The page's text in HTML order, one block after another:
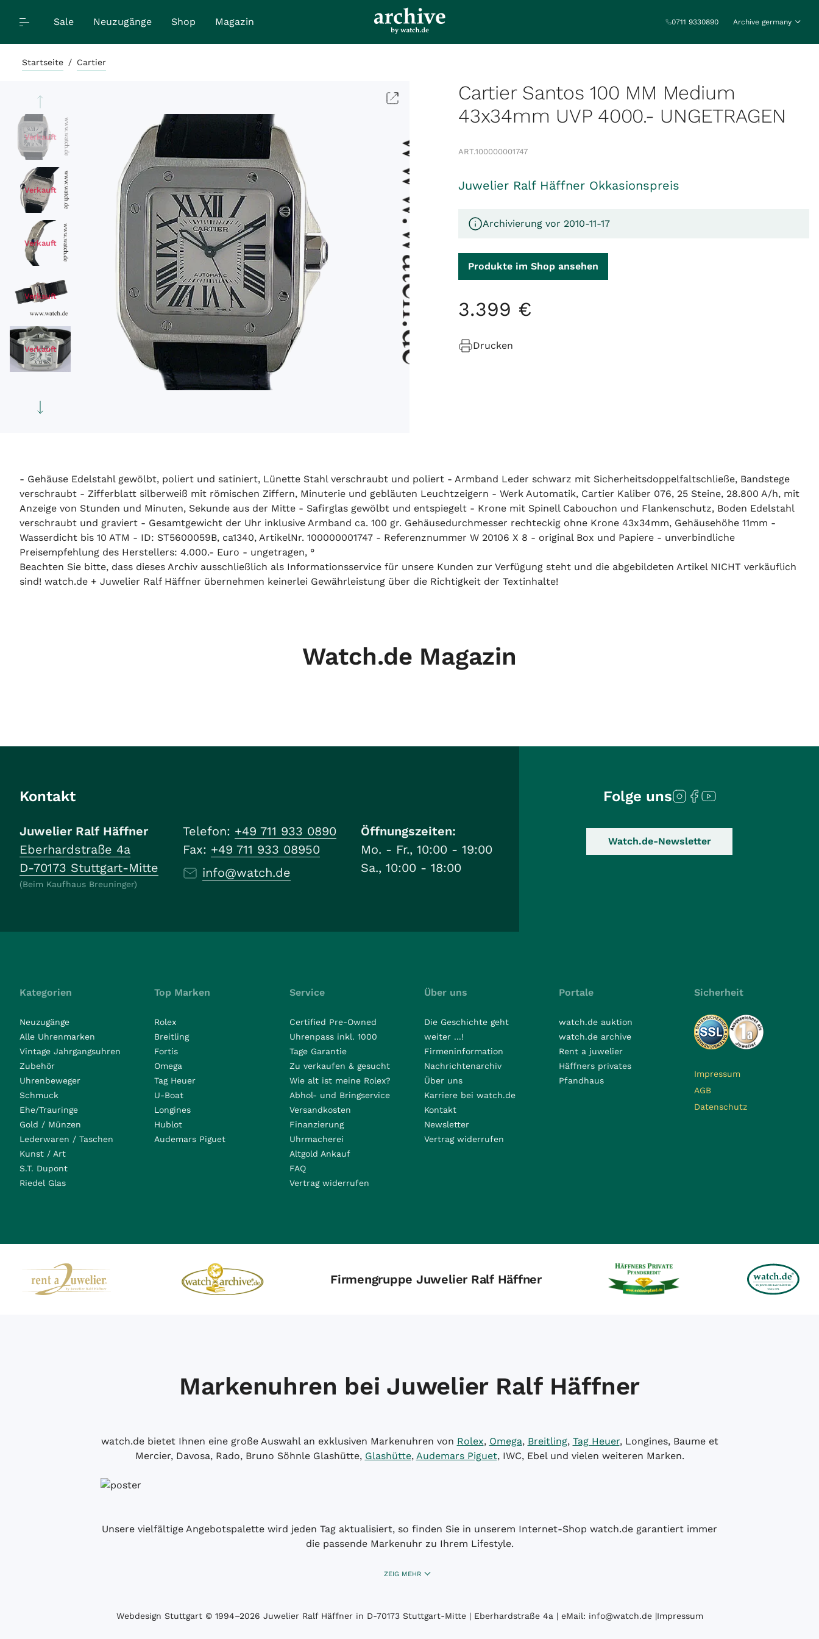
Sale Neuzugänge Shop Magazin 0711 9330890 Archive germany
Startseite / Cartier
Cartier Santos 100 MM Medium
43x34mm UVP 4000.- UNGETRAGEN
Verkauft
Verkauft
Verkauft
Verkauft
Verkauft
ART.100000001747
Juwelier Ralf Häffner Okkasionspreis
Archivierung vor 2010-11-17
Produkte im Shop ansehen
3.399 €
Drucken
- Gehäuse Edelstahl gewölbt, poliert und satiniert, Lünette Stahl verschraubt und poliert - Armband Leder schwarz mit Sicherheitsdoppelfaltschließe, Bandstege
verschraubt - Zifferblatt silberweiß mit römischen Ziffern, Minuterie und gebläuten Leuchtzeigern - Werk Automatik, Cartier Kaliber 076, 25 Steine, 28.800 A/h, mit
Anzeige von Stunden und Minuten, Sekunde aus der Mitte - Safirglas gewölbt und entspiegelt - Krone mit Spinell Cabouchon und Flankenschutz, Boden Edelstahl
verschraubt und graviert - Gesamtgewicht der Uhr inklusive Armband ca. 100 gr. Gehäusedurchmesser rechteckig ohne Krone 43x34mm, Gehäusehöhe 11mm -
Wasserdicht bis 10 ATM - ID: ST5600059B, ca1340, ArtikelNr. 100000001747 - Referenznummer W 20106 X 8 - original Box und Papiere - unverbindliche
Preisempfehlung des Herstellers: 4.000.- Euro - ungetragen, °
Beachten Sie bitte, dass dieses Archiv ausschließlich als Informationsservice für unsere Kunden zur Verfügung steht und die abgebildeten Artikel NICHT verkäuflich
sind! watch.de + Juwelier Ralf Häffner übernehmen keinerlei Gewährleistung über die Richtigkeit der Textinhalte!
Watch.de Magazin
Kontakt
Juwelier Ralf Häffner
Eberhardstraße 4a
D-70173 Stuttgart-Mitte
(Beim Kaufhaus Breuninger)
Telefon: +49 711 933 0890
Fax: +49 711 933 08950
info@watch.de
Öffnungszeiten:
Mo. - Fr., 10:00 - 19:00
Sa., 10:00 - 18:00
Folge uns
Watch.de-Newsletter
Kategorien
Neuzugänge
Alle Uhrenmarken
Vintage Jahrgangsuhren
Zubehör
Uhrenbeweger
Schmuck
Ehe/Trauringe
Gold / Münzen
Lederwaren / Taschen
Kunst / Art
S.T. Dupont
Riedel Glas
Top Marken
Rolex
Breitling
Fortis
Omega
Tag Heuer
U-Boat
Longines
Hublot
Audemars Piguet
Service
Certified Pre-Owned
Uhrenpass inkl. 1000
Tage Garantie
Zu verkaufen & gesucht
Wie alt ist meine Rolex?
Abhol- und Bringservice
Versandkosten
Finanzierung
Uhrmacherei
Altgold Ankauf
FAQ
Vertrag widerrufen
Über uns
Die Geschichte geht
weiter ...!
Firmeninformation
Nachrichtenarchiv
Über uns
Karriere bei watch.de
Kontakt
Newsletter
Vertrag widerrufen
Portale
watch.de auktion
watch.de archive
Rent a juwelier
Häffners privates
Pfandhaus
Sicherheit
Impressum
AGB
Datenschutz
Firmengruppe Juwelier Ralf Häffner
Markenuhren bei Juwelier Ralf Häffner
watch.de bietet Ihnen eine große Auswahl an exklusiven Markenuhren von Rolex, Omega, Breitling, Tag Heuer, Longines, Baume et
Mercier, Davosa, Rado, Bruno Söhnle Glashütte, Glashütte, Audemars Piguet, IWC, Ebel und vielen weiteren Marken.
Unsere vielfältige Angebotspalette wird jeden Tag aktualisiert, so finden Sie in unserem Internet-Shop watch.de garantiert immer
die passende Markenuhr zu Ihrem Lifestyle.
ZEIG MEHR
Webdesign Stuttgart© 1994­–2026 Juwelier Ralf Häffner in D-70173 Stuttgart-Mitte | Eberhardstraße 4a | eMail: info@watch.de|Impressum